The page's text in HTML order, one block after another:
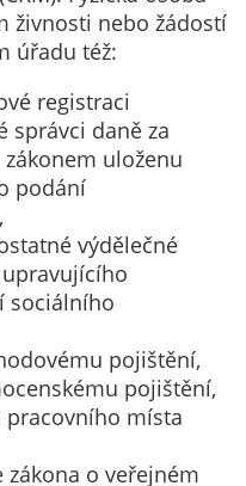
živnosti nebo žádostí
úřadu též:
registraci
správci daně za
uloženu
podání
výdělečné
sociálního
pojištění,
pojištění,
pracovního místa
o veřejném